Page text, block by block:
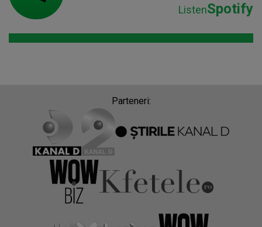
ListenSpotify
Parteneri: